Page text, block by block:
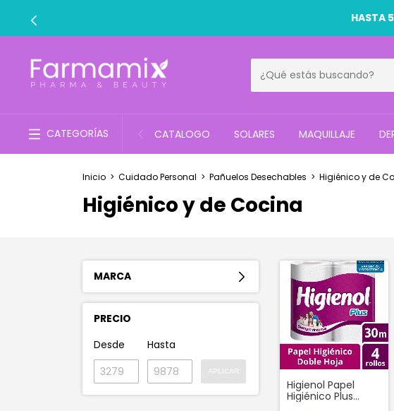
HASTA
CATEGORÍAS CATALOGO SOLARES MAQUILLAJE
Inicio > Cuidado Personal > Pañuelos Desechables > Higiénico y de
Higiénico y de Cocina
MARCA
PRECIO
Desde
Hasta
Higienol Papel
Higiénico Plus